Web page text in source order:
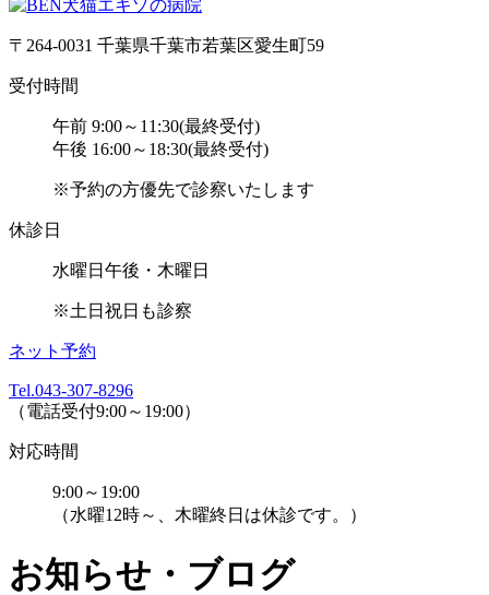
〒264-0031 千葉県千葉市若葉区愛生町59
受付時間
午前 9:00～11:30(最終受付)
午後 16:00～18:30(最終受付)
※予約の方優先で診察いたします
休診日
水曜日午後・木曜日
※土日祝日も診察
ネット予約
Tel.043-307-8296
（電話受付9:00～19:00）
対応時間
9:00～19:00
（水曜12時～、木曜終日は休診です。）
お知らせ・ブログ